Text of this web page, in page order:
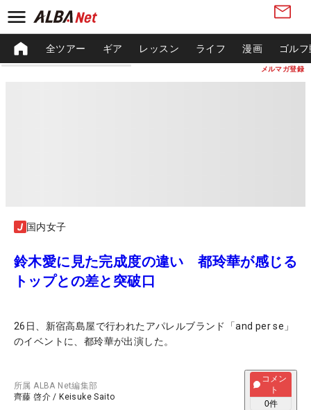
メルマガ登録
全ツアー ギア レッスン ライフ 漫画 ゴル
国内女子
鈴木愛に見た完成度の違い 都玲華が感じる
トップとの差と突破口
26日、新宿高島屋で行われたアパレルブランド「and per se」
のイベントに、都玲華が出演した。
所属ALBA Net編集部
齊藤 啓介 / Keisuke Saito
コメン
ト
0件